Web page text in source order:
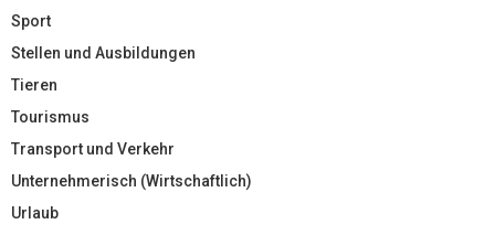
Sport
Stellen und Ausbildungen
Tieren
Tourismus
Transport und Verkehr
Unternehmerisch (Wirtschaftlich)
Urlaub